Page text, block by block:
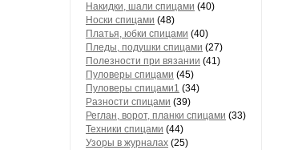
Накидки, шали спицами (40)
Носки спицами (48)
Платья, юбки спицами (40)
Пледы, подушки спицами (27)
Полезности при вязании (41)
Пуловеры спицами (45)
Пуловеры спицами1 (34)
Разности спицами (39)
Реглан, ворот, планки спицами (33)
Техники спицами (44)
Узоры в журналах (25)